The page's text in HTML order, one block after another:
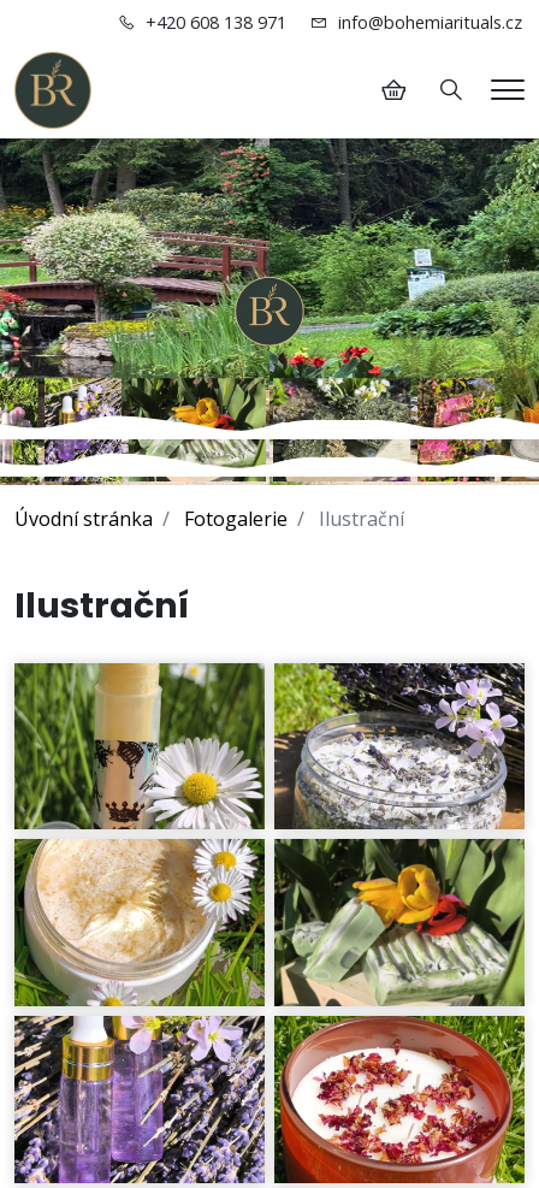
+420 608 138 971 info@bohemiarituals.cz
Hledání
Úvodní stránka Fotogalerie Ilustrační
Ilustrační